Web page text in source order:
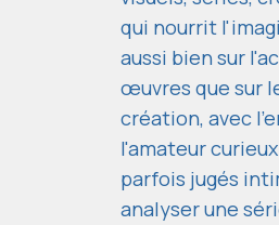
qui nourrit
aussi bien sur
œuvres que sur
création, avec
l'amateur
parfois jugés
analyser une